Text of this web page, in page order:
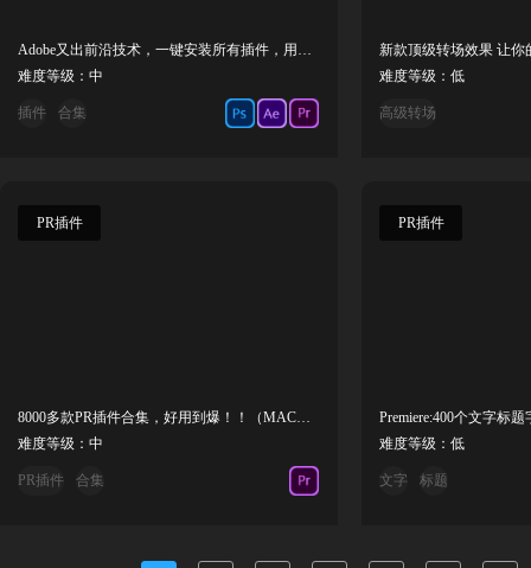
Adobe又出前沿技术，一键安装所有插件，用起来太过瘾了！
难度等级：中
插件 合集
新款顶级转场效果 让你
难度等级：低
高级转场
PR插件
8000多款PR插件合集，好用到爆！！（MAC系统使用）
难度等级：中
PR插件 合集
PR插件
难度等级：低
文字 标题